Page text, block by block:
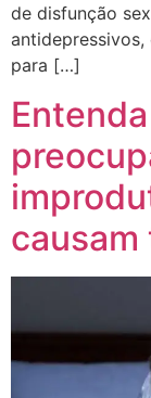
de disfunção
antidepressivos,
para […]